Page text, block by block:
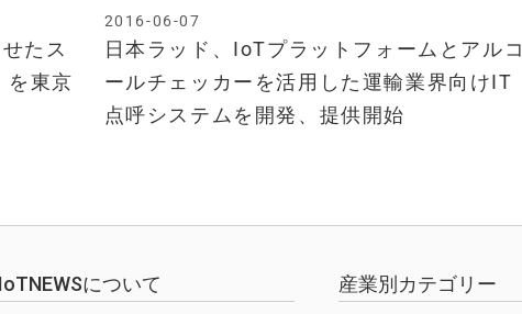
たス
を東京
日本ラッド、IoTプラットフォームとアルコ
ールチェッカーを活用した運輸業界向けIT
点呼システムを開発、提供開始
2016-06-07
IoTNEWSについて 産業別カテゴリー